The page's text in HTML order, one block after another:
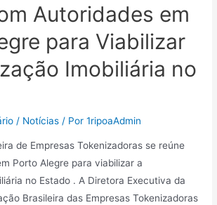
Autoridades em
para Viabilizar
Imobiliária no
/ Notícias / Por1ripoaAdmin
de Empresas Tokenizadoras se reúne
Porto Alegre para viabilizar a
no Estado . A Diretora Executiva da
Brasileira das Empresas Tokenizadoras